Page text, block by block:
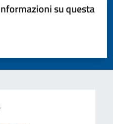
su questa
su 5
5